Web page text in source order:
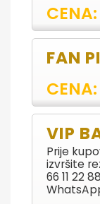
FAN
VIP
Prije
izvršite
66 11 22